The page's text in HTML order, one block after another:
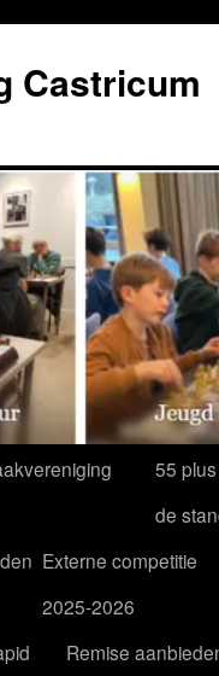
Castricum
55
de
Externe competitie
2025-2026
Remise